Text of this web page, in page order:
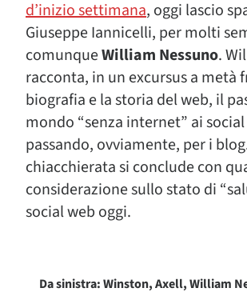
d’inizio settimana, oggi lascio
Giuseppe Iannicelli, per molti
comunqueWilliam Nessuno.
racconta, in un excursus a metà
biografia e la storia del web, il
mondo “senza internet” ai
passando, ovviamente, per i
chiacchierata si conclude con
considerazione sullo stato di
social web oggi.
Da sinistra: Winston, Axell, William